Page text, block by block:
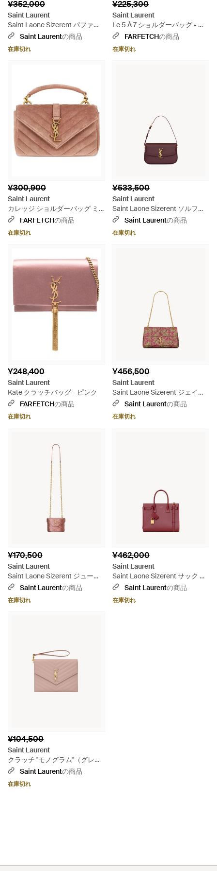
¥352,000
Saint Laurent
Saint Laone Sizerent パファー
トイ（シャイニーレザー） - ピ
ンク
Saint Laurentの商品
在庫切れ
¥225,300
Saint Laurent
Le 5 À 7 ショルダーバッグ - ピ
ンクFARFETCHの商品
在庫切れ
¥300,900
Saint Laurent
カレッジ ショルダーバッグ ミ
ニ - ピンク
FARFETCHの商品
在庫切れ
¥533,500
Saint Laurent
Saint Laone Sizerent ソルフェ
リーノ スモール（ボックス サ
ンローラン） - ピンク
Saint Laurentの商品
在庫切れ
¥248,400
Saint Laurent
Kate クラッチバッグ - ピンク
FARFETCHの商品
在庫切れ
¥456,500
Saint Laurent
Saint Laone Sizerent ジェイミ
ー ミディアム（ブロケード） -
ピンク
Saint Laurentの商品
在庫切れ
¥170,500
Saint Laurent
Saint Laone Sizerent ジューン
マイクロボックスバッグ（サテ
ン） - ピンク
Saint Laurentの商品
在庫切れ
¥462,000
Saint Laurent
Saint Laone Sizerent サック ド
ジュール ベイビー（スムースレ
ザー） - ピンク
Saint Laurentの商品
在庫切れ
¥104,500
Saint Laurent
クラッチ "モノグラム"（グレイ
ン・ド・プードル/エンボスレ
ザー/キルティング） ピンク
Saint Laurentの商品
在庫切れ